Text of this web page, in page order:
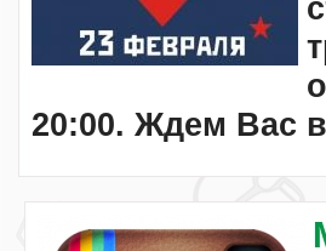
20:00. Ждем Вас в